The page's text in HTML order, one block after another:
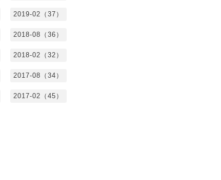
2019-02（37）
2018-08（36）
2018-02（32）
2017-08（34）
2017-02（45）